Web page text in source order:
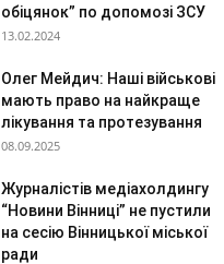
обіцянок” по допомозі ЗСУ
13.02.2024
Олег Мейдич: Наші військові
мають право на найкраще
лікування та протезування
08.09.2025
Журналістів медіахолдингу
“Новини Вінниці” не пустили
на сесію Вінницької міської
ради